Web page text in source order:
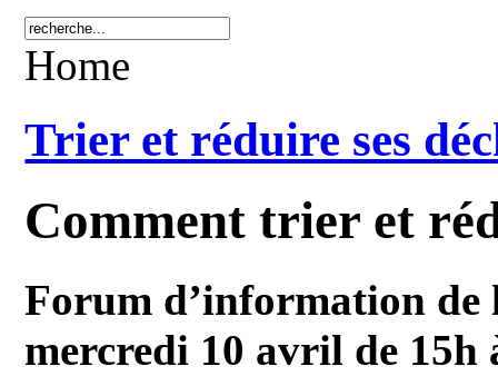
Home
Trier et réduire ses
Comment trier et
Forum d’information de
mercredi 10 avril de 15h